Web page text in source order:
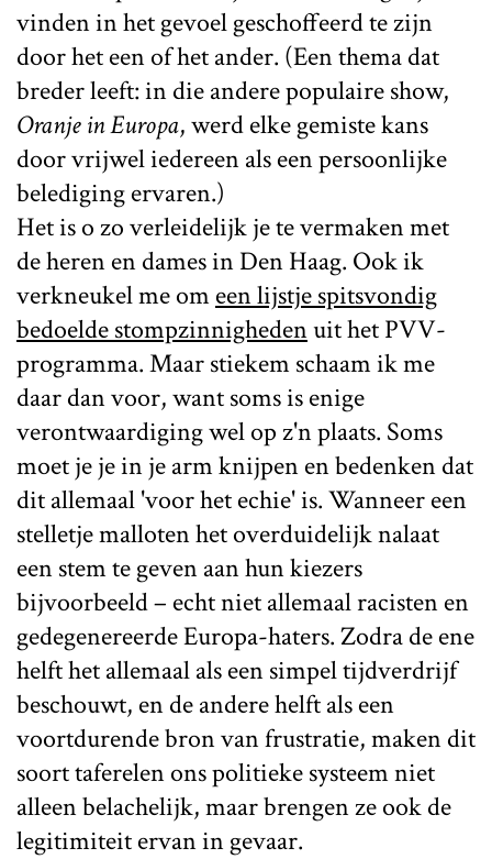
vinden in het gevoel geschoffeerd te zijn
door het een of het ander. (Een thema dat
breder leeft: in die andere populaire show,
Oranje in Europa, werd elke gemiste kans
door vrijwel iedereen als een persoonlijke
belediging ervaren.)
Het is o zo verleidelijk je te vermaken met
de heren en dames in Den Haag. Ook ik
verkneukel me omeen lijstje spitsvondig
bedoelde stompzinnighedenuit het PVV-
programma. Maar stiekem schaam ik me
daar dan voor, want soms is enige
verontwaardiging wel op z'n plaats. Soms
moet je je in je arm knijpen en bedenken dat
dit allemaal 'voor het echie' is. Wanneer een
stelletje malloten het overduidelijk nalaat
een stem te geven aan hun kiezers
bijvoorbeeld – echt niet allemaal racisten en
gedegenereerde Europa-haters. Zodra de ene
helft het allemaal als een simpel tijdverdrijf
beschouwt, en de andere helft als een
voortdurende bron van frustratie, maken dit
soort taferelen ons politieke systeem niet
alleen belachelijk, maar brengen ze ook de
legitimiteit ervan in gevaar.